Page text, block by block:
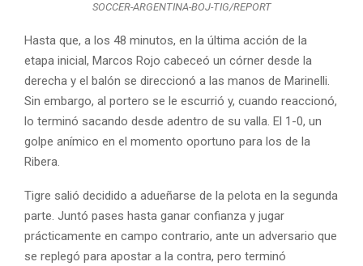
SOCCER-ARGENTINA-BOJ-TIG/REPORT
Hasta que, a los 48 minutos, en la última acción de la
etapa inicial, Marcos Rojo cabeceó un córner desde la
derecha y el balón se direccionó a las manos de Marinelli.
Sin embargo, al portero se le escurrió y, cuando reaccionó,
lo terminó sacando desde adentro de su valla. El 1-0, un
golpe anímico en el momento oportuno para los de la
Ribera.
Tigre salió decidido a adueñarse de la pelota en la segunda
parte. Juntó pases hasta ganar confianza y jugar
prácticamente en campo contrario, ante un adversario que
se replegó para apostar a la contra, pero terminó